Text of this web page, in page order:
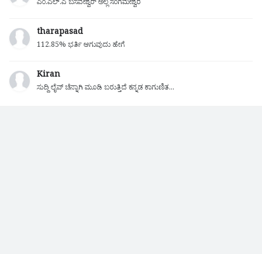
ಎಂ.ಎಲ್.ಎ ಬಸವೇಶ್ವರ್ ಅಲ್ಲ ಸಂಗಮೇಶ್ವರ
tharapasad
112.85% ಭರ್ತಿ ಆಗುವುದು ಹೇಗೆ
Kiran
ಸುದ್ದಿ ಲೈವ್ ಚೆನ್ನಾಗಿ ಮೂಡಿ ಬರುತ್ತಿದೆ ಕನ್ನಡ ಕಾಗುಣಿತ...